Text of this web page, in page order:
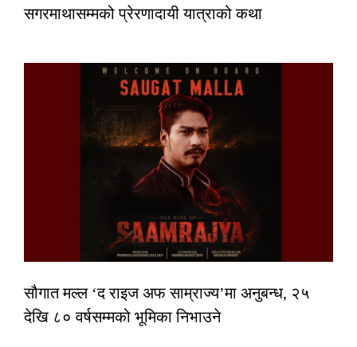
सगरमाथासम्मको प्रेरणादायी यात्राको कथा
सौगात मल्ल ‘द राइज अफ साम्राज्य’मा अनुबन्ध, २५
देखि ८० वर्षसम्मको भूमिका निभाउने